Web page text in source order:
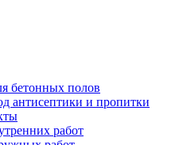
бетонных полов
антисептики и пропитки
работ